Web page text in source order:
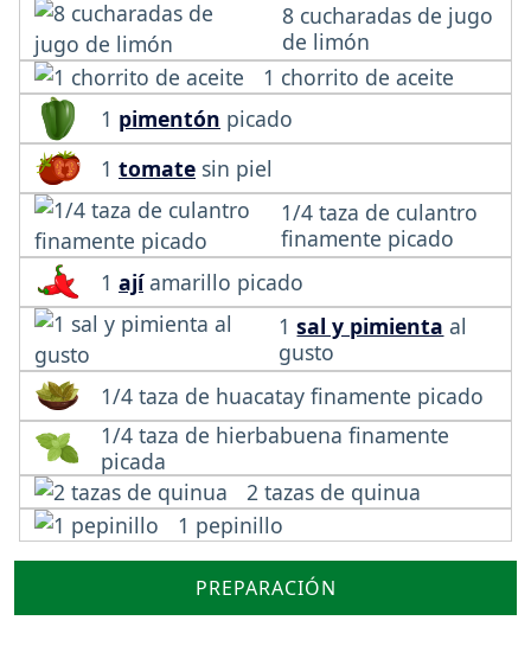
8 cucharadas de jugo
de limón
1 chorrito de aceite
1 pimentón picado
1 tomate sin piel
1/4 taza de culantro
finamente picado
1 ajíamarillo picado
1sal y pimienta al
gusto
1/4 taza de huacatay finamente picado
1/4 taza de hierbabuena finamente
picada
2 tazas de quinua
1 pepinillo
PREPARACIÓN